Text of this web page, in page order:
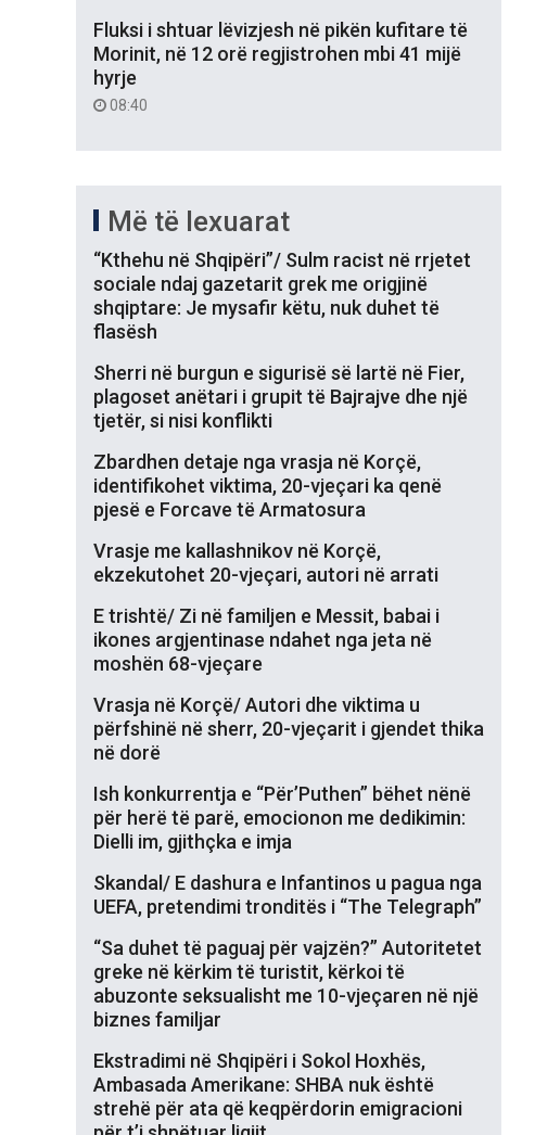
Fluksi i shtuar lëvizjesh në pikën kufitare të
Morinit, në 12 orë regjistrohen mbi 41 mijë
hyrje
08:40
Më të lexuarat
“Kthehu në Shqipëri”/ Sulm racist në rrjetet
sociale ndaj gazetarit grek me origjinë
shqiptare: Je mysafir këtu, nuk duhet të
flasësh
Sherri në burgun e sigurisë së lartë në Fier,
plagoset anëtari i grupit të Bajrajve dhe një
tjetër, si nisi konflikti
Zbardhen detaje nga vrasja në Korçë,
identifikohet viktima, 20-vjeçari ka qenë
pjesë e Forcave të Armatosura
Vrasje me kallashnikov në Korçë,
ekzekutohet 20-vjeçari, autori në arrati
E trishtë/ Zi në familjen e Messit, babai i
ikones argjentinase ndahet nga jeta në
moshën 68-vjeçare
Vrasja në Korçë/ Autori dhe viktima u
përfshinë në sherr, 20-vjeçarit i gjendet thika
në dorë
Ish konkurrentja e “Për’Puthen” bëhet nënë
për herë të parë, emocionon me dedikimin:
Dielli im, gjithçka e imja
Skandal/ E dashura e Infantinos u pagua nga
UEFA, pretendimi tronditës i “The Telegraph”
“Sa duhet të paguaj për vajzën?” Autoritetet
greke në kërkim të turistit, kërkoi të
abuzonte seksualisht me 10-vjeçaren në një
biznes familjar
Ekstradimi në Shqipëri i Sokol Hoxhës,
Ambasada Amerikane: SHBA nuk është
strehë për ata që keqpërdorin emigracioni